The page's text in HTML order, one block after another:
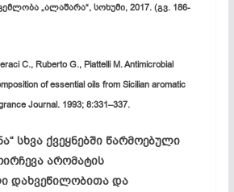
„ალაშარა“, სოხუმი, 2017. (გვ. 186-
C., Ruberto G., Piattelli M. Antimicrobial
of essential oils from Sicilian aromatic
Journal. 1993; 8:331–337.
სხვა ქვეყნებში წარმოებული
არომატის
დახვეწილობითა და